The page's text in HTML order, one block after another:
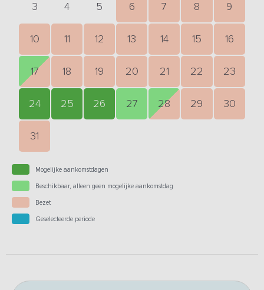
3 4 5 6 7 8 9
10 11 12 13 14 15 16
17 18 19 20 21 22 23
24 25 26 27 28 29 30
31
Mogelijke aankomstdagen
Beschikbaar, alleen geen mogelijke aankomstdag
Bezet
Geselecteerde periode